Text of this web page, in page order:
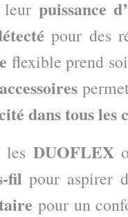
leur puissance
pour des
flexible prend
dans tous les
les DUOFLEX
fil pour aspirer
pour un